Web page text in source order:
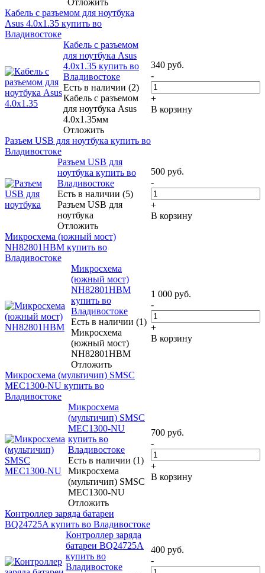
Кабель с разъемом для ноутбука
Asus 4.0х1.35 купить во
Владивостоке
Кабель с разъемом
для ноутбука Asus
4.0х1.35 купить во
Владивостоке
Есть в наличии (2)
Кабель с разъемом
для ноутбука Asus
4.0х1.35мм
Отложить
340 руб.
-
+
В корзину
Разъем USB для ноутбука купить во
Владивостоке
Разъем USB для
ноутбука купить во
Владивостоке
Есть в наличии (5)
Разъем USB для
ноутбука
Отложить
500 руб.
-
+
В корзину
Микросхема (южный мост)
NH82801HBM купить во
Владивостоке
Микросхема
(южный мост)
NH82801HBM
купить во
Владивостоке
Есть в наличии (1)
Микросхема
(южный мост)
NH82801HBM
Отложить
1 000 руб.
-
+
В корзину
Микросхема (мультичип) SMSC
MEC1300-NU купить во
Владивостоке
Микросхема
(мультичип) SMSC
MEC1300-NU
купить во
Владивостоке
Есть в наличии (1)
Микросхема
(мультичип) SMSC
MEC1300-NU
Отложить
700 руб.
-
+
В корзину
Контроллер заряда батареи
BQ24725A купить во Владивостоке
Контроллер заряда
батареи BQ24725A
купить во
Владивостоке
400 руб.
-